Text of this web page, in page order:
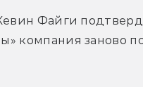
Файги
компания заново